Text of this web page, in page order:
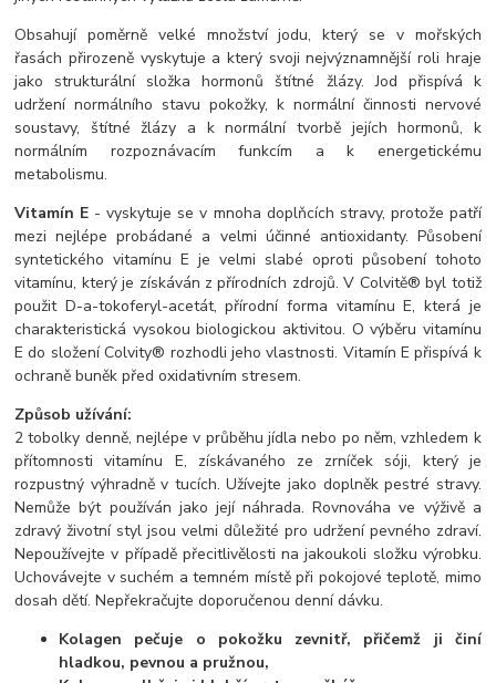
Obsahují poměrně velké množství jodu, který se v mořských
řasách přirozeně vyskytuje a který svoji nejvýznamnější roli hraje
jako strukturální složka hormonů štítné žlázy. Jod přispívá k
udržení normálního stavu pokožky, k normální činnosti nervové
soustavy, štítné žlázy a k normální tvorbě jejích hormonů, k
normálním rozpoznávacím funkcím a k energetickému
metabolismu.
Vitamín E - vyskytuje se v mnoha doplňcích stravy, protože patří
mezi nejlépe probádané a velmi účinné antioxidanty. Působení
syntetického vitamínu E je velmi slabé oproti působení tohoto
vitamínu, který je získáván z přírodních zdrojů. V Colvitě® byl totiž
použit D-a-tokoferyl-acetát, přírodní forma vitamínu E, která je
charakteristická vysokou biologickou aktivitou. O výběru vitamínu
E do složení Colvity® rozhodli jeho vlastnosti. Vitamín E přispívá k
ochraně buněk před oxidativním stresem.
Způsob užívání:
2 tobolky denně, nejlépe v průběhu jídla nebo po něm, vzhledem k
přítomnosti vitamínu E, získávaného ze zrníček sóji, který je
rozpustný výhradně v tucích. Užívejte jako doplněk pestré stravy.
Nemůže být používán jako její náhrada. Rovnováha ve výživě a
zdravý životní styl jsou velmi důležité pro udržení pevného zdraví.
Nepoužívejte v případě přecitlivělosti na jakoukoli složku výrobku.
Uchovávejte v suchém a temném místě při pokojové teplotě, mimo
dosah dětí. Nepřekračujte doporučenou denní dávku.
Kolagen pečuje o pokožku zevnitř, přičemž ji činí
hladkou, pevnou a pružnou,